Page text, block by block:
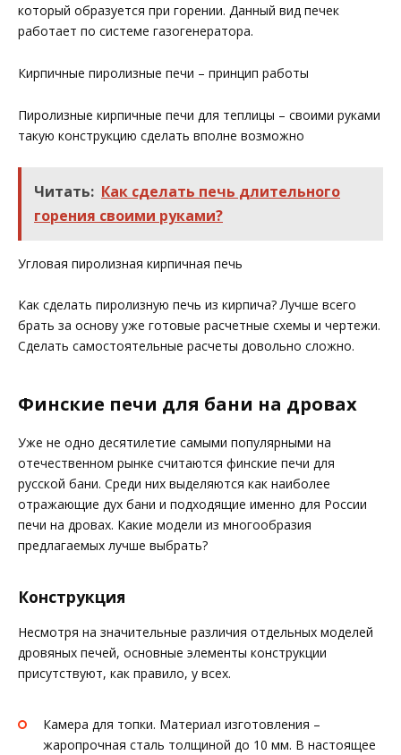
который образуется при горении. Данный вид печек
работает по системе газогенератора.
Кирпичные пиролизные печи – принцип работы
Пиролизные кирпичные печи для теплицы – своими руками
такую конструкцию сделать вполне возможно
Читать: Как сделать печь длительного
горения своими руками?
Угловая пиролизная кирпичная печь
Как сделать пиролизную печь из кирпича? Лучше всего
брать за основу уже готовые расчетные схемы и чертежи.
Сделать самостоятельные расчеты довольно сложно.
Финские печи для бани на дровах
Уже не одно десятилетие самыми популярными на
отечественном рынке считаются финские печи для
русской бани. Среди них выделяются как наиболее
отражающие дух бани и подходящие именно для России
печи на дровах. Какие модели из многообразия
предлагаемых лучше выбрать?
Конструкция
Несмотря на значительные различия отдельных моделей
дровяных печей, основные элементы конструкции
присутствуют, как правило, у всех.
Камера для топки. Материал изготовления –
жаропрочная сталь толщиной до 10 мм. В настоящее